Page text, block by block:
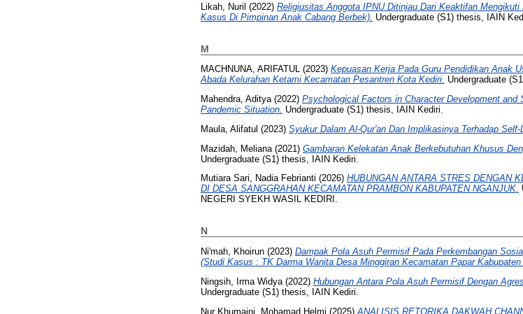
Likah, Nuril (2022) Religiusitas Anggota IPNU Ditinjau Dari Keaktifan
Kasus Di Pimpinan Anak Cabang Berbek). Undergraduate (S1) thesis, IAIN
M
MACHNUNA, ARIFATUL (2023) Kepuasan Kerja Pada Guru Pendidikan Anak
Abada Kelurahan Ketami Kecamatan Pesantren Kota Kediri. Undergraduate
Mahendra, Aditya(2022) Psychological Factors in Character Development
Pandemic Situation. Undergraduate (S1) thesis, IAIN Kediri.
Maula, Alifatul (2023) Syukur Dalam Al-Qur'an Dan Implikasinya Terhadap Self-
Mazidah, Meliana (2021) Gambaran Kelekatan Anak Berkebutuhan Khusus
Undergraduate (S1) thesis, IAIN Kediri.
Mutiara Sari, Nadia Febrianti (2026) HUBUNGAN ANTARA STRES DENGAN
DI DESA SANGGRAHAN KECAMATAN PRAMBON KABUPATEN NGANJUK.
NEGERI SYEKH WASIL KEDIRI.
N
Ni'mah, Khoirun (2023) Dampak Pola Asuh Permisif Pada Perkembangan
(Studi Kasus : TK Darma Wanita Desa Minggiran Kecamatan Papar Kabupaten
Ningsih, Irma Widya(2022) Hubungan Antara Pola Asuh Permisif Dengan
Undergraduate (S1) thesis, IAIN Kediri.
Nur Khumaini, Mohamad Helmi (2025) ANALISIS RETORIKA DAKWAH